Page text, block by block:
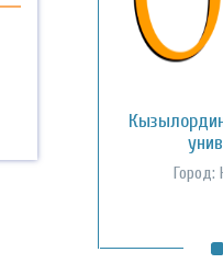
турецкий
Город: